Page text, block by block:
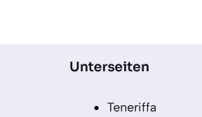
Unterseiten
Teneriffa